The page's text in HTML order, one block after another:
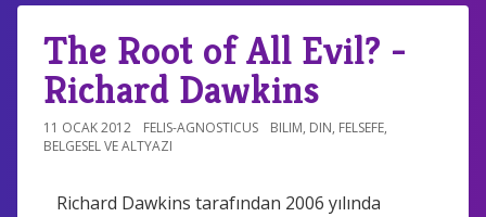
The Root of All Evil? -
Richard Dawkins
11 OCAK 2012 FELIS-AGNOSTICUS BILIM, DIN, FELSEFE,
BELGESEL VE ALTYAZI
Richard Dawkins tarafından 2006 yılında